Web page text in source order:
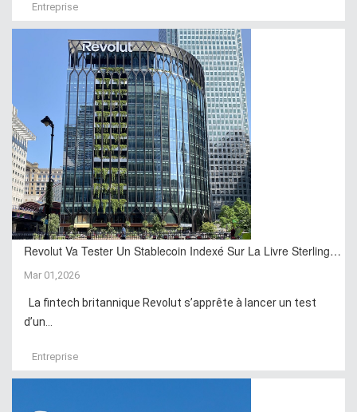
Entreprise
Revolut Va Tester Un Stablecoin Indexé Sur La Livre Sterling…
Mar 01,2026
La fintech britannique Revolut s’apprête à lancer un test
d’un...
Entreprise